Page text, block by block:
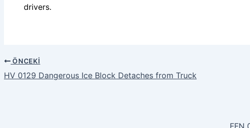
drivers.
ÖNCEKI
HV 0129 Dangerous Ice Block Detaches from Truck
FFN